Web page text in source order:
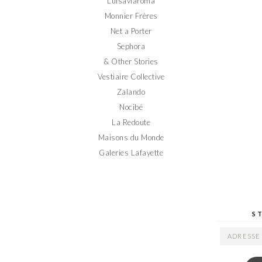
Monnier Frères
Net a Porter
Sephora
& Other Stories
Vestiaire Collective
Zalando
Nocibé
La Redoute
Maisons du Monde
Galeries Lafayette
ADRESSE